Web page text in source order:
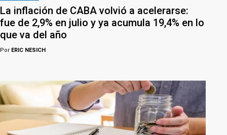
La inflación de CABA volvió a acelerarse:
fue de 2,9% en julio y ya acumula 19,4% en lo
que va del año
Por ERIC NESICH